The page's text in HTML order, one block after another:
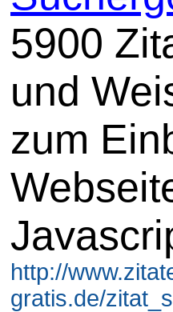
5900
und
zum
http://
gratis.de/